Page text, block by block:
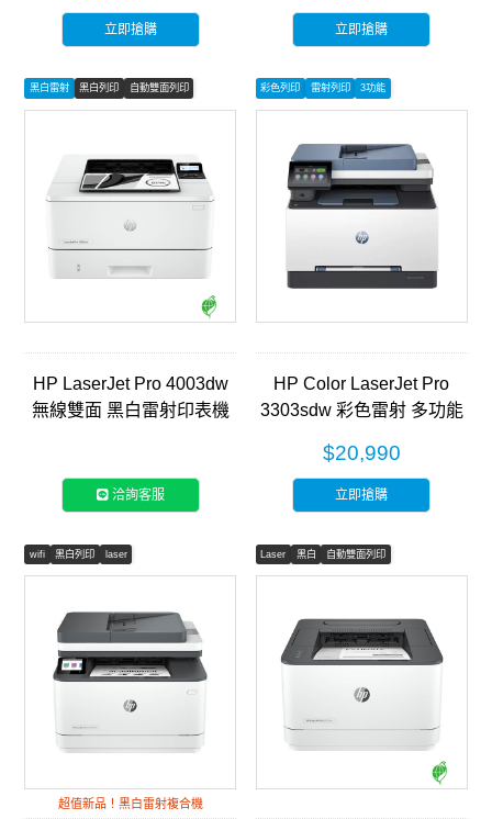
立即搶購 立即搶購
黑白雷射 黑白列印 自動雙面列印
HP LaserJet Pro 4003dw
無線雙面 黑白雷射印表機
洽詢客服
彩色列印 雷射列印 3功能
HP Color LaserJet Pro
3303sdw 彩色雷射 多功能
$20,990
立即搶購
wifi 黑白列印 laser
超值新品！黑白雷射複合機
Laser 黑白 自動雙面列印